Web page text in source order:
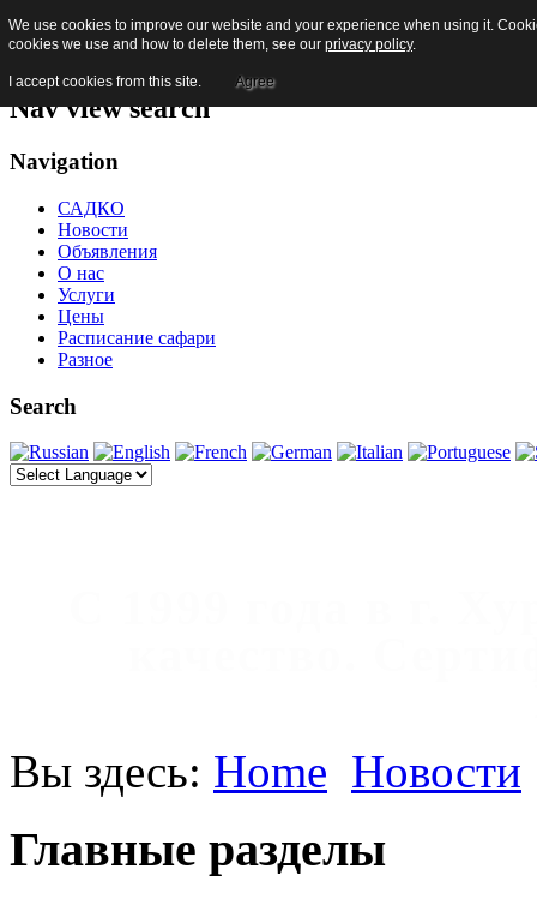
Skip to content
Jump to main navigation and login
Nav view search
Navigation
САДКО
Новости
Объявления
О нас
Услуги
Цены
Расписание сафари
Разное
Search
Вы здесь: Home Новости
Главные разделы
We use cookies to improve our website and your experience when using it.
cookies we use and how to delete them, see our privacy policy.
I accept cookies from this site. Agree